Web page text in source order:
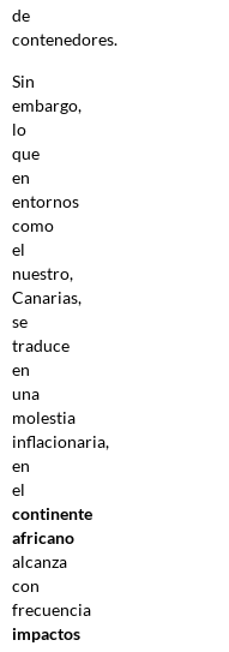
de
contenedores.
Sin
embargo,
lo
que
en
entornos
como
el
nuestro,
Canarias,
se
traduce
en
una
molestia
inflacionaria,
en
el
continente
africano
alcanza
con
frecuencia
impactos